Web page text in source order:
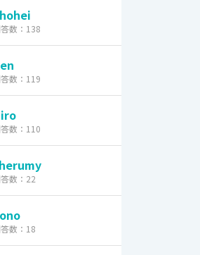
数：138
数：119
数：110
数：22
数：18